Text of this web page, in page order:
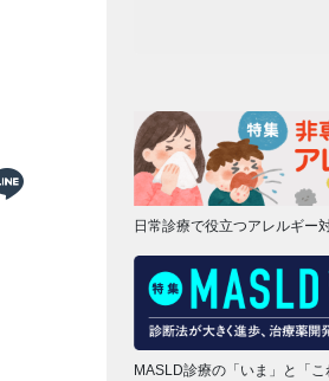
日常診療で役立つアレルギー
MASLD診療の「いま」と「こ